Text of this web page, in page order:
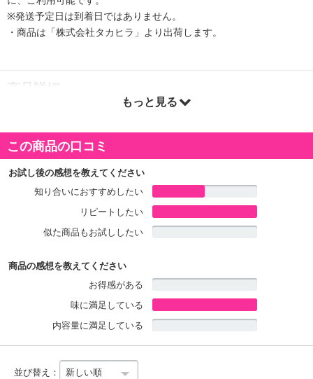
※発送予定日は到着日ではありません。
・商品は「株式会社タカヒラ」より出荷します。
商品詳細
もっと見る
この商品の口コミ
お試し後の感想を教えてください
知り合いにおすすめしたい
リピートしたい
似た商品もお試ししたい
商品の感想を教えてください
お得感がある
味に満足している
内容量に満足している
並び替え：